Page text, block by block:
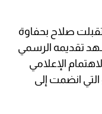
صلاح بحفاوة
تقديمه الرسمي
الإعلامي
التي انضمت إلى